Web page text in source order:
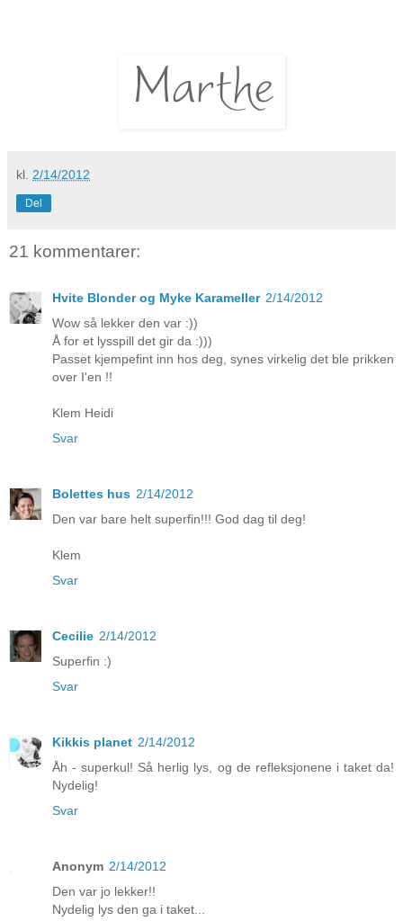
kl. 2/14/2012
Del
21 kommentarer:
Hvite Blonder og Myke Karameller 2/14/2012
Wow så lekker den var :))
Å for et lysspill det gir da :)))
Passet kjempefint inn hos deg, synes virkelig det ble prikken
over I'en !!
Klem Heidi
Svar
Bolettes hus 2/14/2012
Den var bare helt superfin!!! God dag til deg!
Klem
Svar
Cecilie 2/14/2012
Superfin :)
Svar
Kikkis planet 2/14/2012
Åh - superkul! Så herlig lys, og de refleksjonene i taket da!
Nydelig!
Svar
Anonym 2/14/2012
Den var jo lekker!!
Nydelig lys den ga i taket...